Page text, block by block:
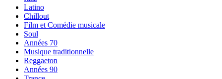
Latino
Chillout
Film et Comédie musicale
Soul
Années 70
Musique traditionnelle
Reggaeton
Années 90